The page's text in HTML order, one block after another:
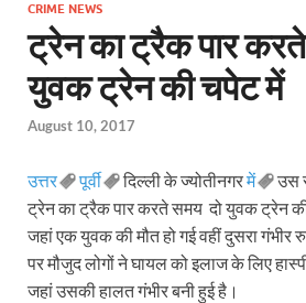
CRIME NEWS
ट्रेन का ट्रैक पार
युवक ट्रेन की चपेट में
August 10, 2017
उत्तर पूर्वी दिल्ली के ज्योतीनगरमें
उस
ट्रेन का ट्रैक पार करते समय दो युवक ट्रेन
जहां एक युवक की मौत हो गई वहीं दुसरा गंभीर
पर मौजुद लोगों ने घायल को इलाज के लिए
जहां उसकी हालत गंभीर बनी हुई है।